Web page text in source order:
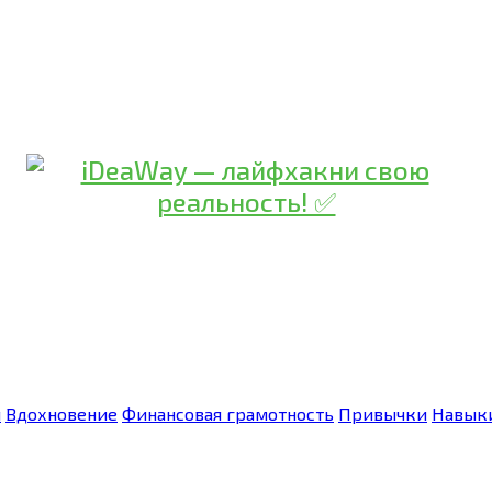
Вдохновение Финансовая грамотность Привычки